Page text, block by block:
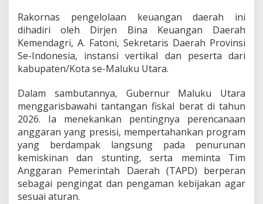
p
o
l
d
a
M
l
u
t
H
a
d
i
r
i
R
Rakornas pengelolaan keuangan daerah ini
dihadiri oleh Dirjen Bina Keuangan Daerah
Kemendagri, A. Fatoni, Sekretaris Daerah Provinsi
Se-Indonesia, instansi vertikal dan peserta dari
kabupaten/Kota se-Maluku Utara.
Dalam sambutannya, Gubernur Maluku Utara
menggarisbawahi tantangan fiskal berat di tahun
2026. Ia menekankan pentingnya perencanaan
anggaran yang presisi, mempertahankan program
yang berdampak langsung pada penurunan
kemiskinan dan stunting, serta meminta Tim
Anggaran Pemerintah Daerah (TAPD) berperan
sebagai pengingat dan pengaman kebijakan agar
sesuai aturan.